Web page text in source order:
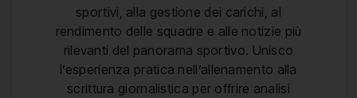
sportivi, alla gestione dei carichi, al
rendimento delle squadre e alle notizie più
rilevanti del panorama sportivo. Unisco
l’esperienza pratica nell’allenamento alla
scrittura giornalistica per offrire analisi